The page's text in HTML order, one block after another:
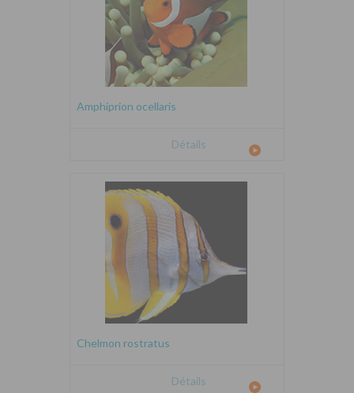
Amphiprion ocellaris
Détails
Chelmon rostratus
Détails